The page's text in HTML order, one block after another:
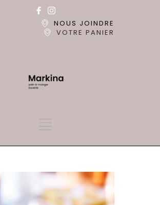
NOUS JOINDRE
VOTRE PANIER